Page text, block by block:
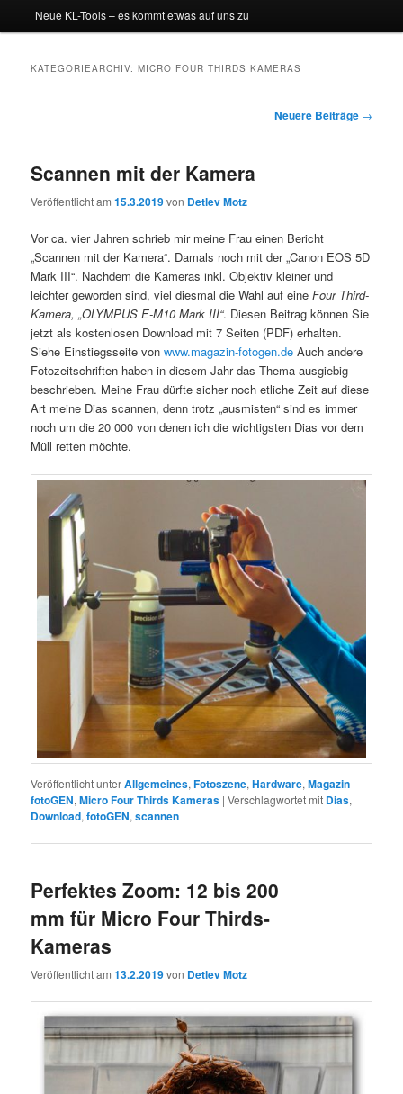
Neue KL-Tools – es kommt etwas auf uns zu
KATEGORIEARCHIV:MICRO FOUR THIRDS KAMERAS
Neuere Beiträge →
Scannen mit der Kamera
Veröffentlicht am15.3.2019von Detlev Motz
Vor ca. vier Jahren schrieb mir meine Frau einen Bericht
„Scannen mit der Kamera“. Damals noch mit der „Canon EOS 5D
Mark III“. Nachdem die Kameras inkl. Objektiv kleiner und
leichter geworden sind, viel diesmal die Wahl auf eine Four Third-
Kamera, „OLYMPUS E-M10 Mark III“. Diesen Beitrag können Sie
jetzt als kostenlosen Download mit 7 Seiten (PDF) erhalten.
Siehe Einstiegsseite vonwww.magazin-fotogen.de Auch andere
Fotozeitschriften haben in diesem Jahr das Thema ausgiebig
beschrieben. Meine Frau dürfte sicher noch etliche Zeit auf diese
Art meine Dias scannen, denn trotz „ausmisten“ sind es immer
noch um die 20 000 von denen ich die wichtigsten Dias vor dem
Müll retten möchte.
Veröffentlicht unterAllgemeines,Fotoszene,Hardware,Magazin
fotoGEN,Micro Four Thirds Kameras |Verschlagwortet mit Dias,
Download,fotoGEN,scannen
Perfektes Zoom: 12 bis 200
mm für Micro Four Thirds-
Kameras
Veröffentlicht am13.2.2019von Detlev Motz